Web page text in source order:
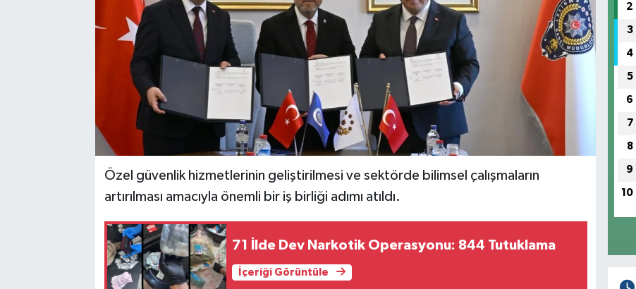
Özel güvenlik hizmetlerinin geliştirilmesi ve sektörde bilimsel çalışmaların
artırılması amacıyla önemli bir iş birliği adımı atıldı.
71 İlde Dev Narkotik Operasyonu: 844 Tutuklama
İçeriği Görüntüle
2
3
4
5
6
7
8
9
10